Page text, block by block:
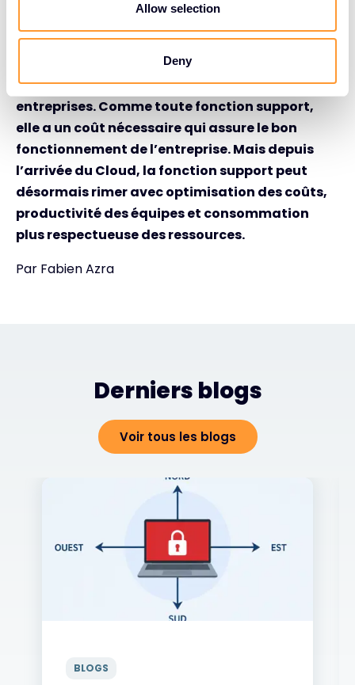
Allow selection
Deny
actuelle. Enfin, le passage d’une logique matérielle à
une logique logicielle permet d’éviter la politique du
L’IT est la fonction support de toutes
entreprises. Comme toute fonction support,
elle a un coût nécessaire qui assure le bon
fonctionnement de l’entreprise. Mais depuis
l’arrivée du Cloud, la fonction support peut
désormais rimer avec optimisation des coûts,
productivité des équipes et consommation
plus respectueuse des ressources.
Par Fabien Azra
Derniers blogs
Voir tous les blogs
BLOGS